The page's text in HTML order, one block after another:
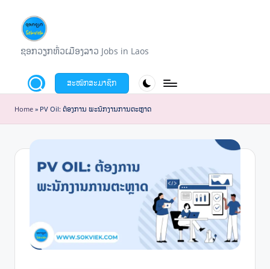
content
ຊ
ກ
ວ
ກ
ຊອກວຽກທົ່ວເມືອງລາວ Jobs in Laos
ສະໝັກສະມາຊິກ
Home » PV Oil: ຕ້ອງການ ພະນັກງານການຕະຫຼາດ